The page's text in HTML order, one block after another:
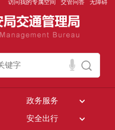
访问我的专属空间 交管问答 无障碍
政务服务
安全出行